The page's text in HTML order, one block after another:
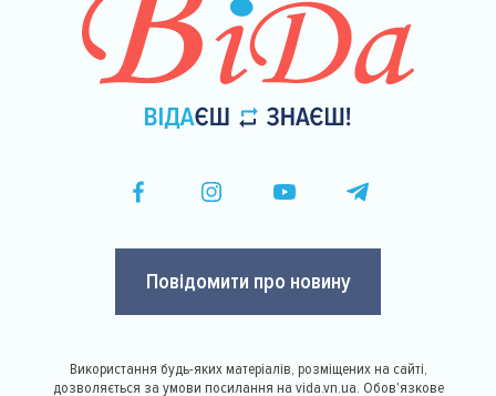
Повідомити про новину
Використання будь-яких матеріалів, розміщених на сайті,
дозволяється за умови посилання на vida.vn.ua. Обов'язкове